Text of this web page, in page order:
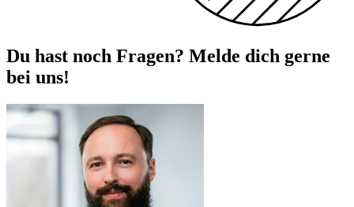
Du hast noch Fragen? Melde dich gerne
bei uns!